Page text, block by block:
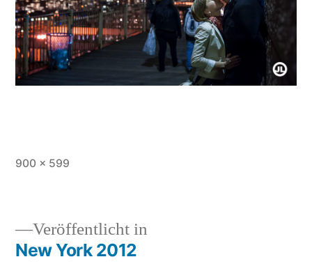
Originalgröße
900 × 599
Beitragsnavigation
Veröffentlicht in
New York 2012